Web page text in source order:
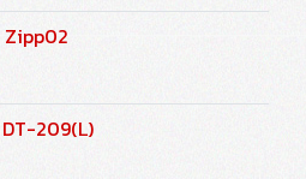
Zipp02
DT-209(L)